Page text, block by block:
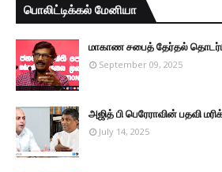
பொலிட்டிக்கல் மேனியா
மாகாண சபைத் தேர்தல்
September 09, 2025
அஜித் பி பெரேராவின் பதவி
July 14, 2025